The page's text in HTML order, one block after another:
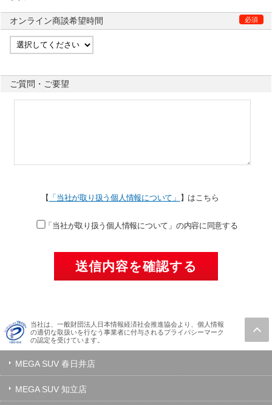
オンライン商談希望時間 必須
ご質問・ご要望
【 「当社が取り扱う個人情報について」 】はこちら
「当社が取り扱う個人情報について」の内容に同意する
当社は、一般財団法人日本情報経済社会推進協会より、個人情報
の適切な取扱いを行なう事業者に付与されるプライバシーマーク
の認定を受けています。
MEGA SUV 春日井店
MEGA SUV 知立店